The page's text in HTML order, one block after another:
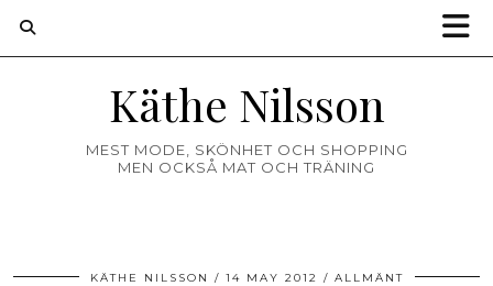
Käthe Nilsson
MEST MODE, SKÖNHET OCH SHOPPING
MEN OCKSÅ MAT OCH TRÄNING
KÄTHE NILSSON 14 MAY 2012 ALLMÄNT